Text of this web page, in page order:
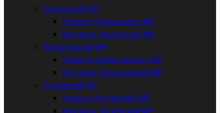
Хорольский МР
Новости Хорольского МР
Контакты Хорольский МР
Черниговский МР
Новости Черниговского МР
Контакты Черниговский МР
Чугуевский МР
Новости Чугуевский МР